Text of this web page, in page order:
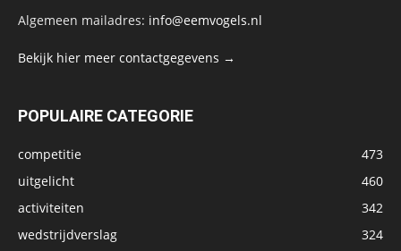
Algemeen mailadres: info@eemvogels.nl
Bekijk hier meer contactgegevens →
POPULAIRE CATEGORIE
competitie
473
uitgelicht
460
activiteiten
342
wedstrijdverslag
324